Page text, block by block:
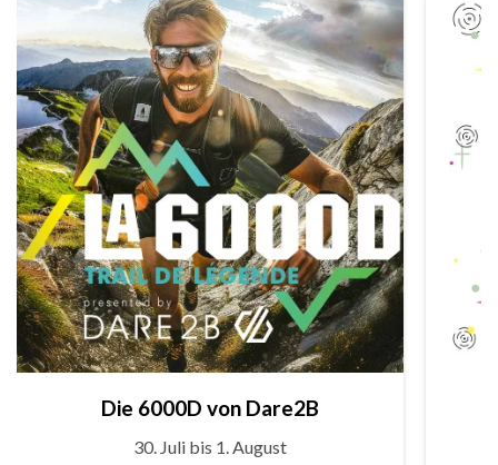
Die 6000D von Dare2B
30. Juli bis 1. August